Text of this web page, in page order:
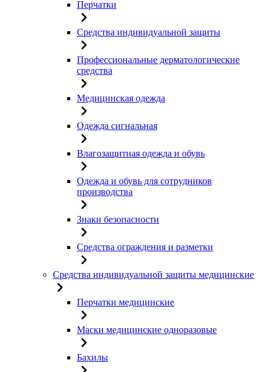
Перчатки
Средства индивидуальной защиты
Профессиональные дерматологические
средства
Медицинская одежда
Одежда сигнальная
Влагозащитная одежда и обувь
Одежда и обувь для сотрудников
производства
Знаки безопасности
Средства ограждения и разметки
Средства индивидуальной защиты медицинские
Перчатки медицинские
Маски медицинские одноразовые
Бахилы